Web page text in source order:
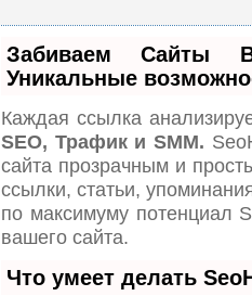
Забиваем
Уникальные
Каждая ссылка
SEO, Трафик и SMM.
сайта прозрачным и
ссылки, статьи,
по максимуму потенциал
вашего сайта.
Что умеет делать